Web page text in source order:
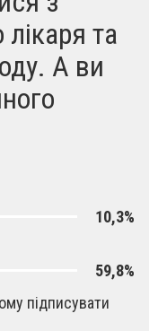
та
А ви
10,3%
59,8%
підписувати